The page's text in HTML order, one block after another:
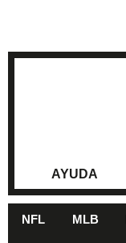
AYUDA
NFL MLB